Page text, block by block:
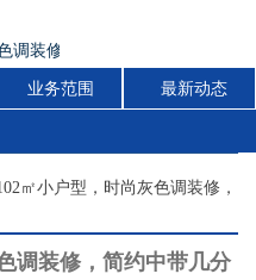
调装修，简约中带几分轻奢感
业务范围 最新动态
㎡小户型，时尚灰色调装修，
调装修，简约中带几分